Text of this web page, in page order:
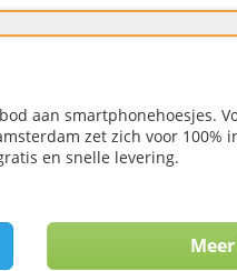
aan smartphonehoesjes.
zet zich voor 100%
en snelle levering.